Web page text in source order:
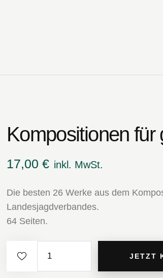
Kompositionen
17,00€ inkl. MwSt.
Die besten 26 Werke aus dem
Landesjagdverbandes.
64 Seiten.
JETZT